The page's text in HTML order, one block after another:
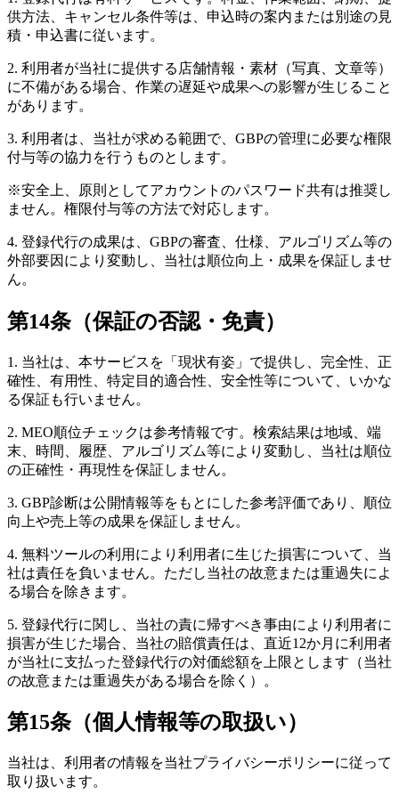
供方法、キャンセル条件等は、申込時の案内または別途の見
積・申込書に従います。
2. 利用者が当社に提供する店舗情報・素材（写真、文章等）
に不備がある場合、作業の遅延や成果への影響が生じること
があります。
3. 利用者は、当社が求める範囲で、GBPの管理に必要な権限
付与等の協力を行うものとします。
※安全上、原則としてアカウントのパスワード共有は推奨し
ません。権限付与等の方法で対応します。
4. 登録代行の成果は、GBPの審査、仕様、アルゴリズム等の
外部要因により変動し、当社は順位向上・成果を保証しませ
ん。
第14条（保証の否認・免責）
1. 当社は、本サービスを「現状有姿」で提供し、完全性、正
確性、有用性、特定目的適合性、安全性等について、いかな
る保証も行いません。
2. MEO順位チェックは参考情報です。検索結果は地域、端
末、時間、履歴、アルゴリズム等により変動し、当社は順位
の正確性・再現性を保証しません。
3. GBP診断は公開情報等をもとにした参考評価であり、順位
向上や売上等の成果を保証しません。
4. 無料ツールの利用により利用者に生じた損害について、当
社は責任を負いません。ただし当社の故意または重過失によ
る場合を除きます。
5. 登録代行に関し、当社の責に帰すべき事由により利用者に
損害が生じた場合、当社の賠償責任は、直近12か月に利用者
が当社に支払った登録代行の対価総額を上限とします（当社
の故意または重過失がある場合を除く）。
第15条（個人情報等の取扱い）
当社は、利用者の情報を当社プライバシーポリシーに従って
取り扱います。